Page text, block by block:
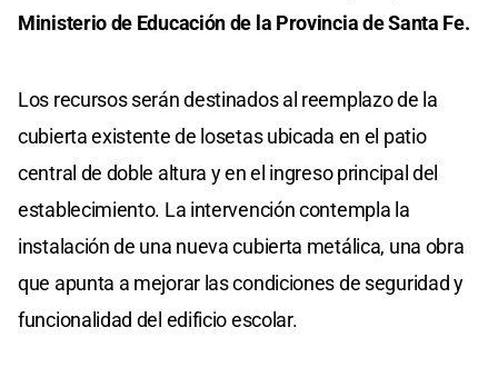
Ministerio de Educación de la Provincia de Santa Fe.
Los recursos serán destinados al reemplazo de la
cubierta existente de losetas ubicada en el patio
central de doble altura y en el ingreso principal del
establecimiento. La intervención contempla la
instalación de una nueva cubierta metálica, una obra
que apunta a mejorar las condiciones de seguridad y
funcionalidad del edificio escolar.